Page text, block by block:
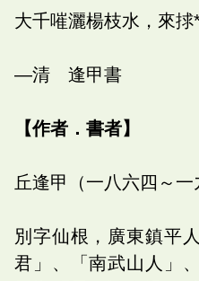
大千嗺灑楊枝水，來捄
—清 逢甲書
【作者．書者】
丘逢甲（一八六四～一
別字仙根，廣東鎮平
君」、「南武山人」